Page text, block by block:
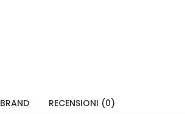
BRAND RECENSIONI (0)